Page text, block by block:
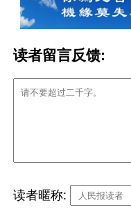
读者留言反馈:
读者暱称: